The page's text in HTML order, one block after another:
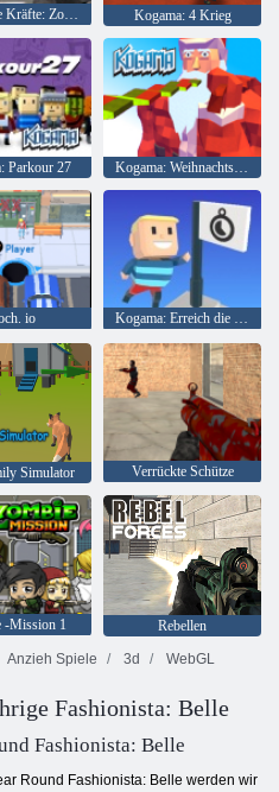
Maskierte Kräfte: Zombie-Überleben Kogama: 4 Krieg
Parkour 27 Kogama: Weihnachtsparkour
io Kogama: Erreich die Flagge
Simulator Verrückte Schütze
-Mission 1
Rebellen
Anzieh Spiele 3d WebGL
Fashionista: Belle
Fashionista: Belle
Round Fashionista: Belle werden wir